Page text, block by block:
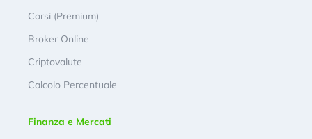
Corsi (Premium)
Broker Online
Criptovalute
Calcolo Percentuale
Finanza e Mercati